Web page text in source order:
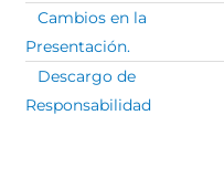
Cambios en la
Presentación.
Descargo de
Responsabilidad